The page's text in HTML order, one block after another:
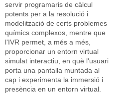
servir programaris de càlcul
potents per a la resolució i
modelització de certs problemes
químics complexos, mentre que
l'IVR permet, a més a més,
proporcionar un entorn virtual
simulat interactiu, en què l'usuari
porta una pantalla muntada al
cap i experimenta la immersió i
presència en un entorn virtual.